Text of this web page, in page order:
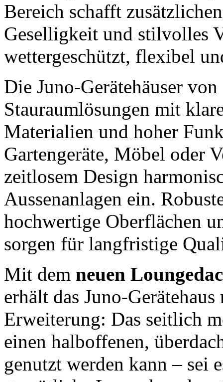
Bereich schafft
Geselligkeit und stilvolles
wettergeschützt, flexibel
Die Juno-Gerätehäuser
Stauraumlösungen mit
Materialien und hoher
Gartengeräte, Möbel oder
zeitlosem Design
Aussenanlagen ein.
hochwertige Oberflächen
sorgen für langfristige
Mit dem neuen
erhält das Juno-
Erweiterung: Das seitlich
einen halboffenen,
genutzt werden kann – sei